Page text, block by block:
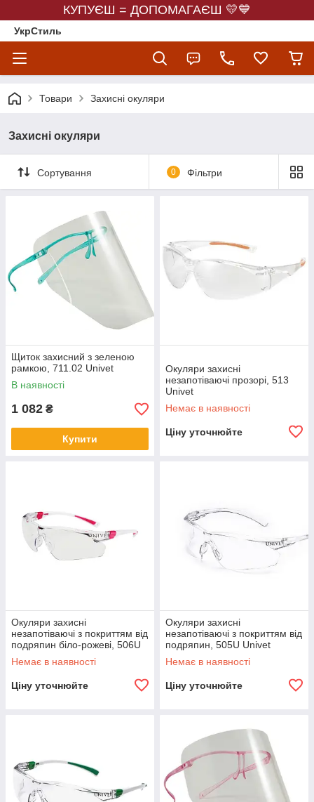
КУПУЄШ = ДОПОМАГАЄШ 💛💙
УкрСтиль
Товари Захисні окуляри
Захисні окуляри
Сортування 0 Фільтри
Щиток захисний з зеленою
рамкою, 711.02 Univet
В наявності
1 082 ₴
Купити
Окуляри захисні
незапотіваючі прозорі, 513
Univet
Немає в наявності
Ціну уточнюйте
Окуляри захисні
незапотіваючі з покриттям від
подряпин біло-рожеві, 506U
Univet
Немає в наявності
Ціну уточнюйте
Окуляри захисні
незапотіваючі з покриттям від
подряпин, 505U Univet
Немає в наявності
Ціну уточнюйте